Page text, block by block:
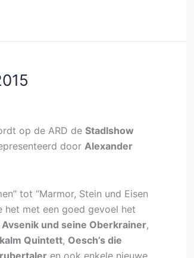
op de ARD de Stadlshow
door Alexander
tot “Marmor, Stein und Eisen
het met een goed gevoel het
Avsenik und seine Oberkrainer,
Quintett, Oesch’s die